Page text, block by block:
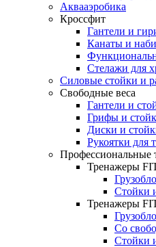
Аквааэробика
Кроссфит
Гантели и
Канаты и
Стелажи для
Силовые стойки и
Свободные веса
Гантели и
Грифы и
Диски и
Рукоятки для
Профессиональные
Тренажеры
Стойки
Тренажеры
Со
Стойки